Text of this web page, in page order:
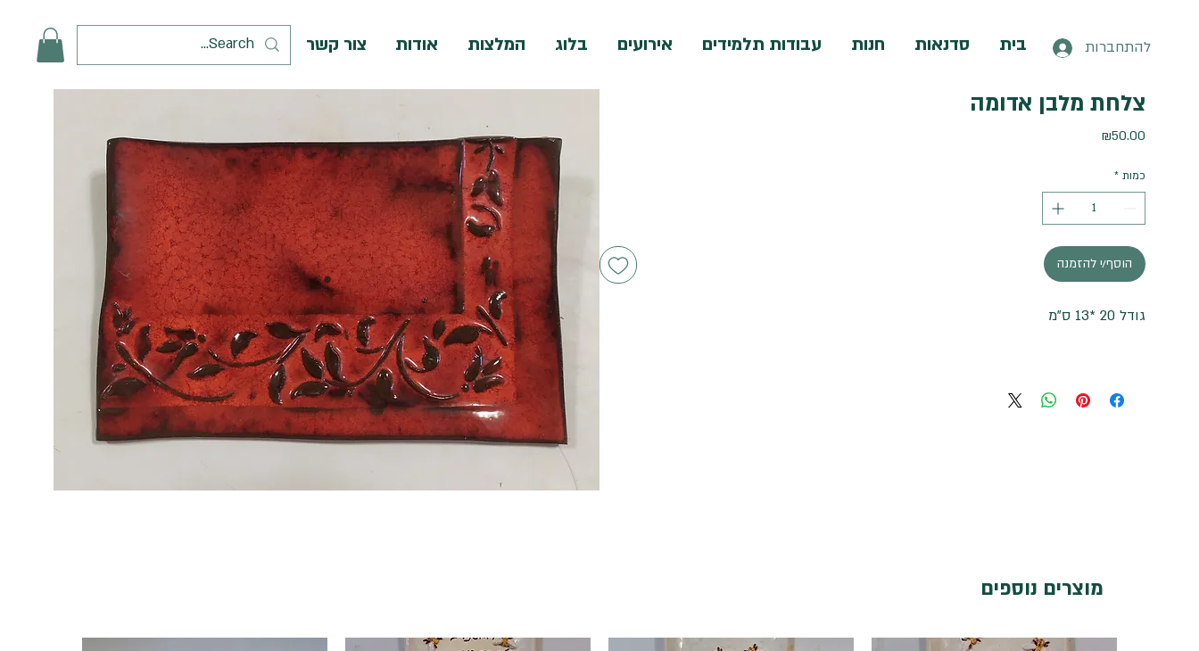
בית סדנאות חנות עבודות תלמידים אירועים בלוג המלצות אודות צור קשר להתחברות
צלחת מלבן אדומה
₪50.00
כמות *
הוסף/י להזמנה
גודל 20 *13 ס"מ
מוצרים נוספים